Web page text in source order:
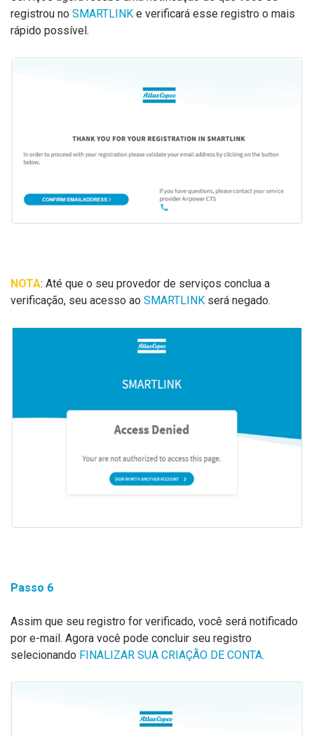
registrou no SMARTLINK e verificará esse registro o mais
rápido possível.
NOTA: Até que o seu provedor de serviços conclua a
verificação, seu acesso ao SMARTLINK será negado.
Passo 6
Assim que seu registro for verificado, você será notificado
por e-mail. Agora você pode concluir seu registro
selecionando FINALIZAR SUA CRIAÇÃO DE CONTA.